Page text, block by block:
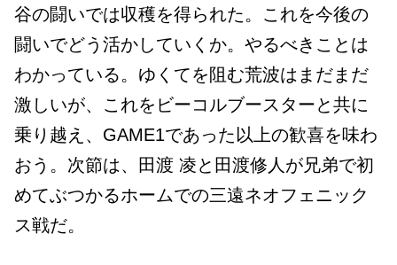
谷の闘いでは収穫を得られた。これを今後の
闘いでどう活かしていくか。やるべきことは
わかっている。ゆくてを阻む荒波はまだまだ
激しいが、これをビーコルブースターと共に
乗り越え、GAME1であった以上の歓喜を味わ
おう。次節は、田渡 凌と田渡修人が兄弟で初
めてぶつかるホームでの三遠ネオフェニック
ス戦だ。